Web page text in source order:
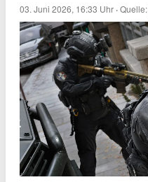
03. Juni 2026, 16:33 Uhr ·Quelle: